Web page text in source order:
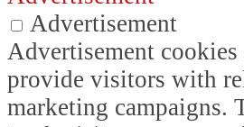
Advertisement
Advertisement cookies
provide visitors with
marketing campaigns.